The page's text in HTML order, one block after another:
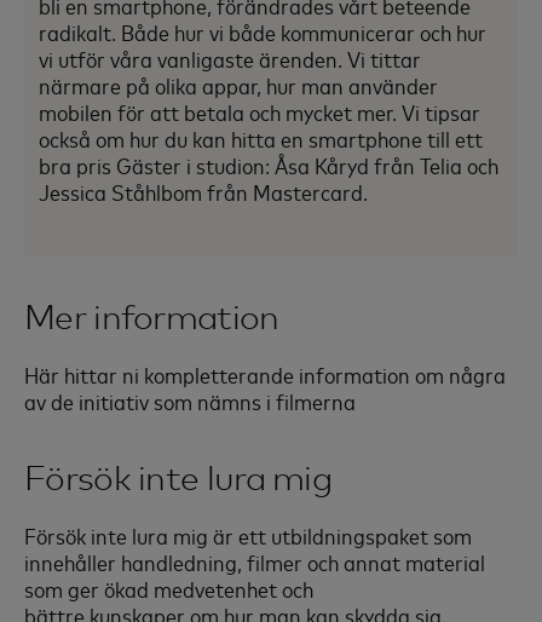
bli en smartphone, förändrades vårt beteende
radikalt. Både hur vi både kommunicerar och hur
vi utför våra vanligaste ärenden. Vi tittar
närmare på olika appar, hur man använder
mobilen för att betala och mycket mer. Vi tipsar
också om hur du kan hitta en smartphone till ett
bra pris Gäster i studion: Åsa Kåryd från Telia och
Jessica Ståhlbom från Mastercard.
Mer information
Här hittar ni kompletterande information om några
av de initiativ som nämns i filmerna
Försök inte lura mig
Försök inte lura mig är ett utbildningspaket som
innehåller handledning, filmer och annat material
som ger ökad medvetenhet och